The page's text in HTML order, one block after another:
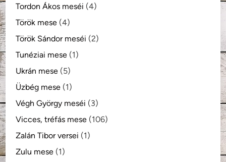
Tordon Ákos meséi (4)
Török mese (4)
Török Sándor meséi (2)
Tunéziai mese (1)
Ukrán mese (5)
Üzbég mese (1)
Végh György meséi (3)
Vicces, tréfás mese (106)
Zalán Tibor versei (1)
Zulu mese (1)